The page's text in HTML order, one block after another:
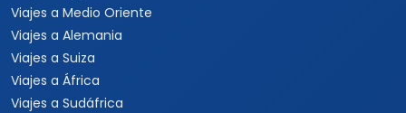
Viajes a Medio Oriente
Viajes a Alemania
Viajes a Suiza
Viajes a África
Viajes a Sudáfrica